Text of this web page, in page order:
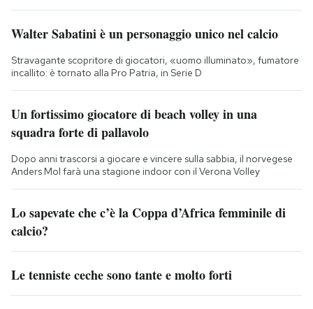
Walter Sabatini è un personaggio unico nel calcio
Stravagante scopritore di giocatori, «uomo illuminato», fumatore
incallito: è tornato alla Pro Patria, in Serie D
Un fortissimo giocatore di beach volley in una
squadra forte di pallavolo
Dopo anni trascorsi a giocare e vincere sulla sabbia, il norvegese
Anders Mol farà una stagione indoor con il Verona Volley
Lo sapevate che c’è la Coppa d’Africa femminile di
calcio?
Le tenniste ceche sono tante e molto forti